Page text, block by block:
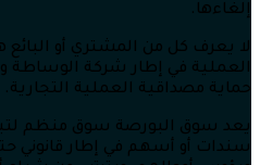
إلغاءها.
لا يعرف كل من المشتري أو البائع
العملية في إطار شركة الوساطة
حماية مصداقية العملية التجارية.
يعد سوق البورصة سوق منظم
سندات أو أسهم في إطار قانوني